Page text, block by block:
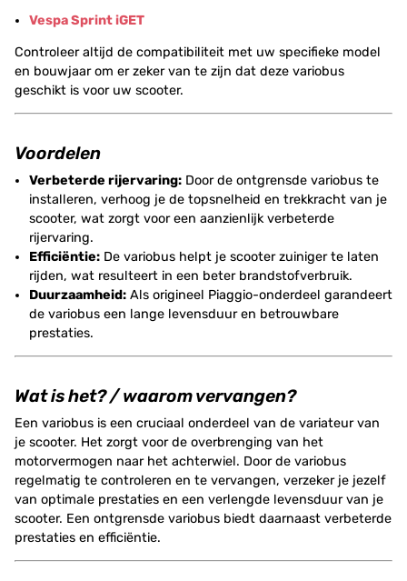
Vespa Sprint iGET
Controleer altijd de compatibiliteit met uw specifieke model
en bouwjaar om er zeker van te zijn dat deze variobus
geschikt is voor uw scooter.
Voordelen
Verbeterde rijervaring: Door de ontgrensde variobus te
installeren, verhoog je de topsnelheid en trekkracht van je
scooter, wat zorgt voor een aanzienlijk verbeterde
rijervaring.
Efficiëntie: De variobus helpt je scooter zuiniger te laten
rijden, wat resulteert in een beter brandstofverbruik.
Duurzaamheid: Als origineel Piaggio-onderdeel garandeert
de variobus een lange levensduur en betrouwbare
prestaties.
Wat is het? / waarom vervangen?
Een variobus is een cruciaal onderdeel van de variateur van
je scooter. Het zorgt voor de overbrenging van het
motorvermogen naar het achterwiel. Door de variobus
regelmatig te controleren en te vervangen, verzeker je jezelf
van optimale prestaties en een verlengde levensduur van je
scooter. Een ontgrensde variobus biedt daarnaast verbeterde
prestaties en efficiëntie.